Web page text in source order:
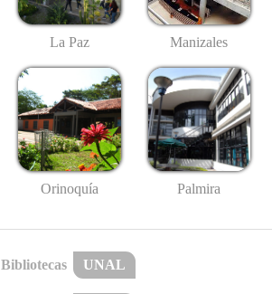
La Paz Manizales
Orinoquía Palmira
Bibliotecas UNAL